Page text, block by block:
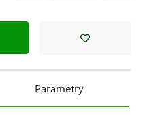
Parametry